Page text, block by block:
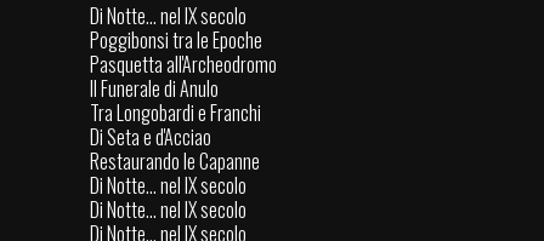
Di Notte... nel IX secolo
Poggibonsi tra le Epoche
Pasquetta all'Archeodromo
Il Funerale di Anulo
Tra Longobardi e Franchi
Di Seta e d'Acciao
Restaurando le Capanne
Di Notte... nel IX secolo
Di Notte... nel IX secolo
Di Notte... nel IX secolo